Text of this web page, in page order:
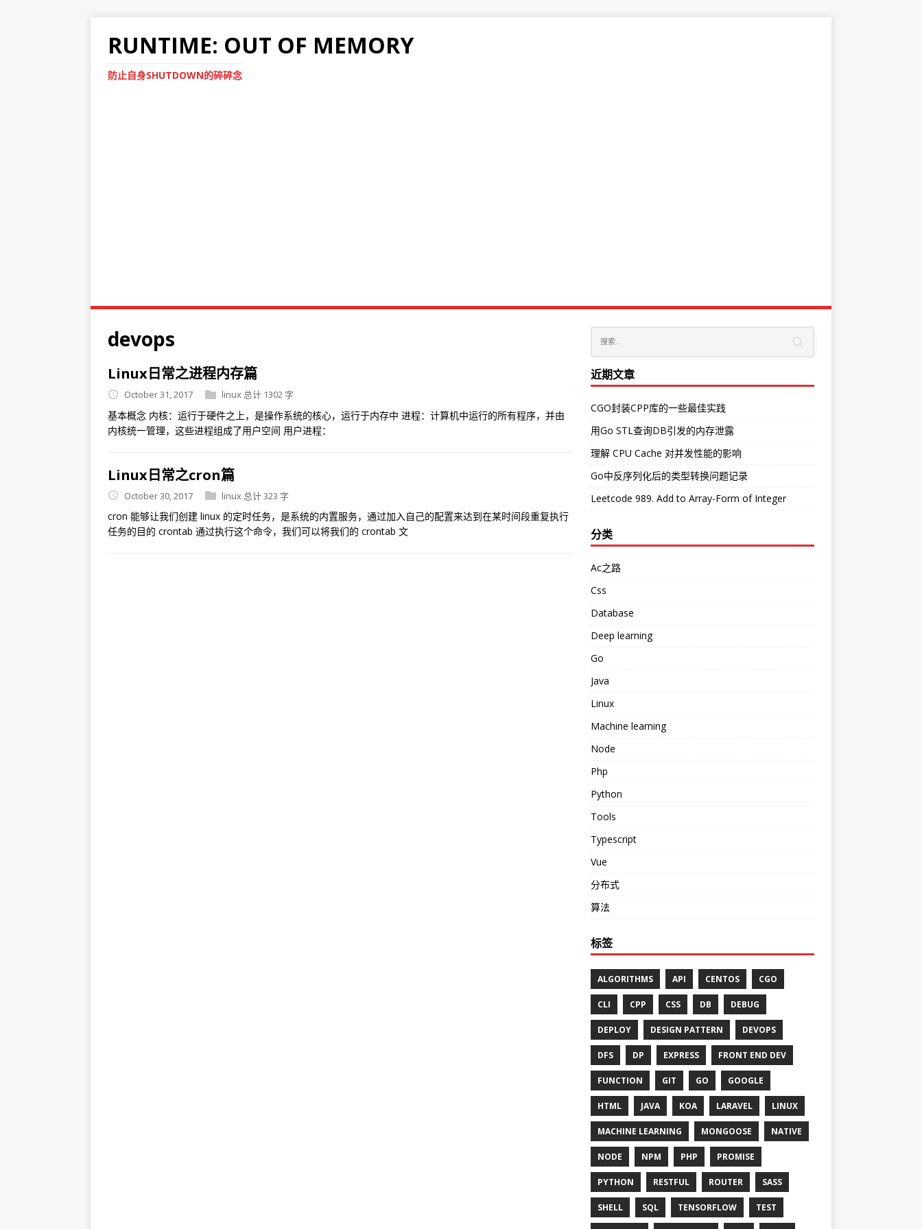
RUNTIME: OUT OF MEMORY
防止自身SHUTDOWN的碎碎念
devops
Linux日常之进程内存篇
October 31, 2017 linux 总计 1302 字
基本概念 内核：运行于硬件之上，是操作系统的核心，运行于内存中 进程：计算机中运行的所有程序，并由
内核统一管理，这些进程组成了用户空间 用户进程：
Linux日常之cron篇
October 30, 2017 linux 总计 323 字
cron 能够让我们创建 linux 的定时任务，是系统的内置服务，通过加入自己的配置来达到在某时间段重复执行
任务的目的 crontab 通过执行这个命令，我们可以将我们的 crontab 文
近期文章
CGO封装CPP库的一些最佳实践
用Go STL查询DB引发的内存泄露
理解 CPU Cache 对并发性能的影响
Go中反序列化后的类型转换问题记录
Leetcode 989. Add to Array-Form of Integer
分类
Ac之路
Css
Database
Deep learning
Go
Java
Linux
Machine learning
Node
Php
Python
Tools
Typescript
Vue
分布式
算法
标签
ALGORITHMS API CENTOS CGO
CLI CPP CSS DB DEBUG
DEPLOY DESIGN PATTERN DEVOPS
DFS DP EXPRESS FRONT END DEV
FUNCTION GIT GO GOOGLE
HTML JAVA KOA LARAVEL LINUX
MACHINE LEARNING MONGOOSE NATIVE
NODE NPM PHP PROMISE
PYTHON RESTFUL ROUTER SASS
SHELL SQL TENSORFLOW TEST